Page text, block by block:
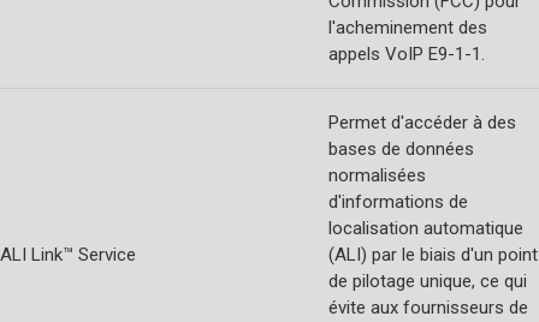
l'acheminement des
appels VoIP E9-1-1.
ALI Link™ Service
Permet d'accéder à des
bases de données
normalisées
d'informations de
localisation automatique
(ALI) par le biais d'un point
de pilotage unique, ce qui
évite aux fournisseurs de